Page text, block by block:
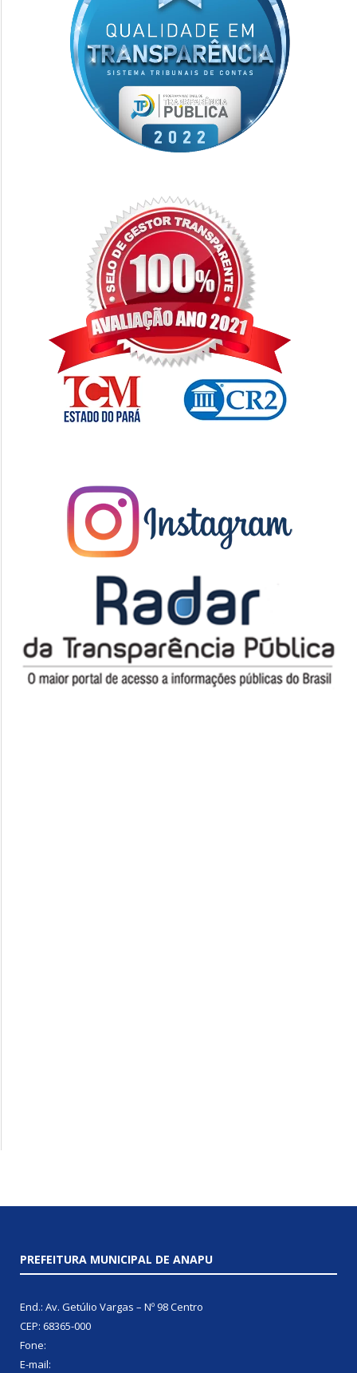
PREFEITURA MUNICIPAL DE ANAPU
End.: Av. Getúlio Vargas – Nº 98 Centro
CEP: 68365-000
Fone:
E-mail: